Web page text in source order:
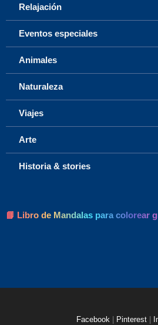
Relajación
Eventos especiales
Animales
Naturaleza
Viajes
Arte
Historia & stories
📘 Libro de Mandalas para colorear
Facebook Pinterest